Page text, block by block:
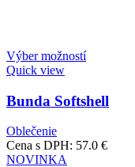
Výber možností
Quick view
Bunda Softshell
Oblečenie
Cena s DPH: 57.0 €
NOVINKA